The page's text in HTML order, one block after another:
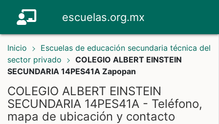
escuelas.org.mx
Inicio
Escuelas de educación secundaria técnica del
sector privado
COLEGIO ALBERT EINSTEIN
SECUNDARIA 14PES41A Zapopan
COLEGIO ALBERT EINSTEIN
SECUNDARIA 14PES41A - Teléfono,
mapa de ubicación y contacto